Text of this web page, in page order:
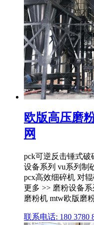
欧版高压磨
网
pck可逆反击锤式
设备系列 vu系列制
pcx高效细碎机 对
更多 >> 磨粉设备
磨粉机 mtw欧版磨
联系电话: 180 3780